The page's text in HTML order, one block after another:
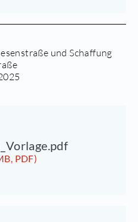
und Schaffung
PDF)